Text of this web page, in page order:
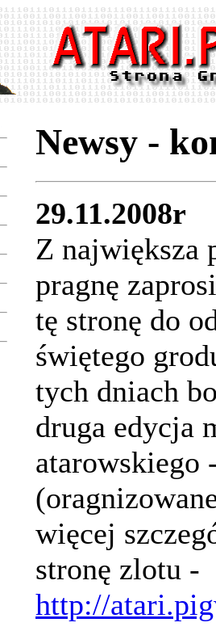
Newsy -
29.11.2008r
Z największa
pragnę
tę stronę do
świętego
tych dniach
druga edycja
atarowskiego
więcej
stronę zlotu -
http://